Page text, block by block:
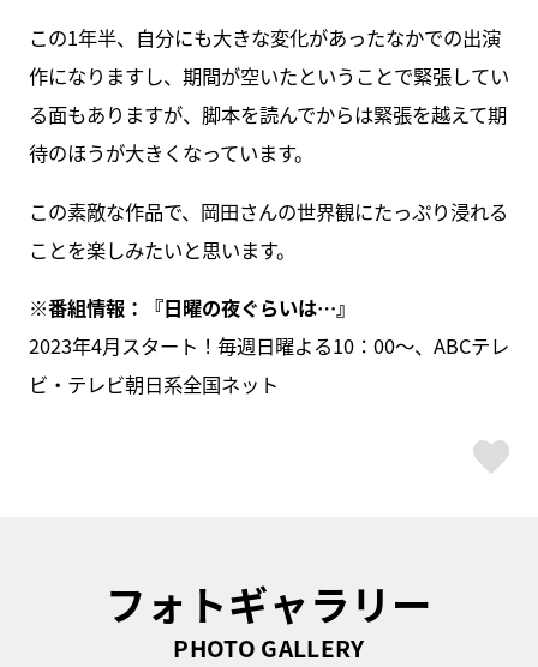
この1年半、自分にも大きな変化があったなかでの出演
作になりますし、期間が空いたということで緊張してい
る面もありますが、脚本を読んでからは緊張を越えて期
待のほうが大きくなっています。
この素敵な作品で、岡田さんの世界観にたっぷり浸れる
ことを楽しみたいと思います。
※番組情報：『日曜の夜ぐらいは…』
2023年4月スタート！毎週日曜よる10：00～、ABCテレ
ビ・テレビ朝日系全国ネット
フォトギャラリー
PHOTO GALLERY